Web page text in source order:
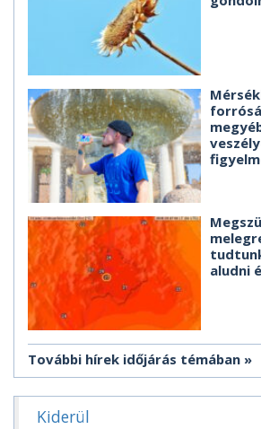
aludni
További hírek időjárás témában
Kiderül